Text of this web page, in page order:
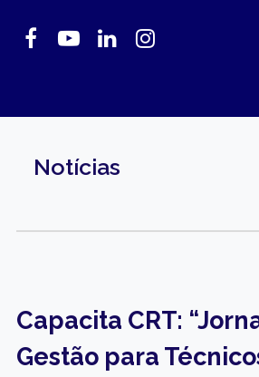
Notícias
Capacita CRT:
Gestão para